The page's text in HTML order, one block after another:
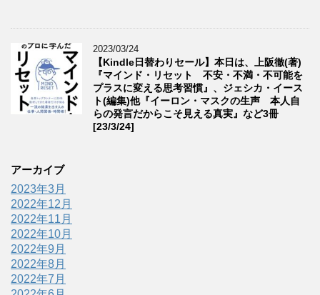
2023/03/24
【Kindle日替わりセール】本日は、上阪徹(著)
『マインド・リセット 不安・不満・不可能を
プラスに変える思考習慣』、ジェシカ・イース
ト(編集)他『イーロン・マスクの生声 本人自
らの発言だからこそ見える真実』など3冊
[23/3/24]
アーカイブ
2023年3月
2022年12月
2022年11月
2022年10月
2022年9月
2022年8月
2022年7月